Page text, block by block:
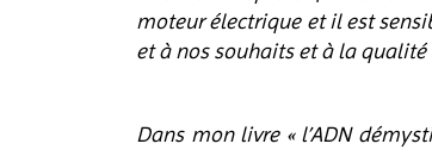
moteur électrique et il est
et à nos souhaits et à la qualité
Dans mon livre « l’ADN